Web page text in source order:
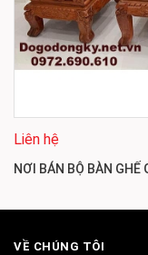
Liên hệ
NƠI BÁN BỘ BÀN GHẾ
VỀ CHÚNG TÔI